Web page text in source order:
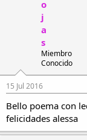
o
j
a
s
Miembro
Conocido
15 Jul 2016
Bello poema con
felicidades alessa